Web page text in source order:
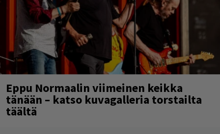
Eppu Normaalin viimeinen keikka
tänään – katso kuvagalleria torstailta
täältä